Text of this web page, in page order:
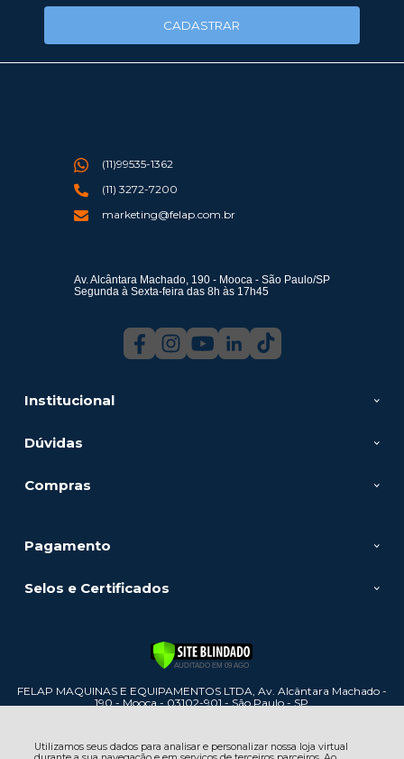
Utilizamos seus dados para analisar e personalizar nossa loja virtual
CADASTRAR
Institucional
Dúvidas
Compras
(11)99535-1362
(11) 3272-7200
marketing@felap.com.br
Av. Alcântara Machado, 190 - Mooca - São Paulo/SP
Segunda à Sexta-feira das 8h às 17h45
Pagamento
Selos e Certificados
FELAP MAQUINAS E EQUIPAMENTOS LTDA, Av. Alcântara Machado -
190 - Mooca - 03102-901 - São Paulo - SP